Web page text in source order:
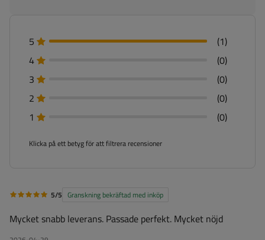
5
(1)
4
(0)
3
(0)
2
(0)
1
(0)
Klicka på ett betyg för att filtrera recensioner
5/5 Granskning bekräftad med inköp
Mycket snabb leverans. Passade perfekt. Mycket nöjd